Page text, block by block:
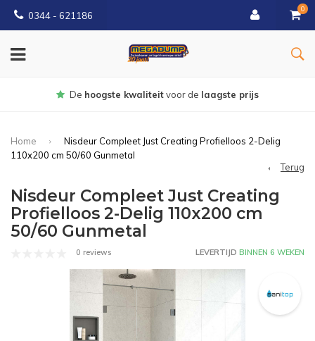
0344 - 621186
0
kwaliteitvoor delaagste prijs
Home
Nisdeur Compleet Just Creating Profielloos 2-Delig
110x200 cm 50/60 Gunmetal
Terug
Nisdeur Compleet Just Creating
Profielloos 2-Delig 110x200 cm
50/60 Gunmetal
0 reviews LEVERTIJD BINNEN 6 WEKEN